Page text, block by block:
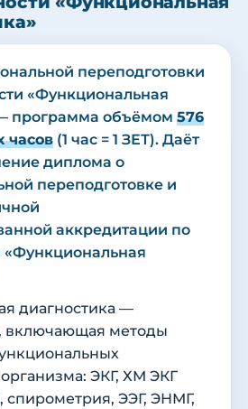
переподготовки
«Функциональная
программа объёмом 576
часов (1 час = 1 ЗЕТ). Даёт
диплома о
переподготовке и
аккредитации по
«Функциональная
диагностика —
включающая методы
ЭКГ, ХМ ЭКГ
спирометрия, ЭЭГ, ЭНМГ,